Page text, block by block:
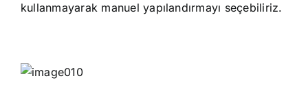
kullanmayarak manuel yapılandırmayı seçebiliriz.